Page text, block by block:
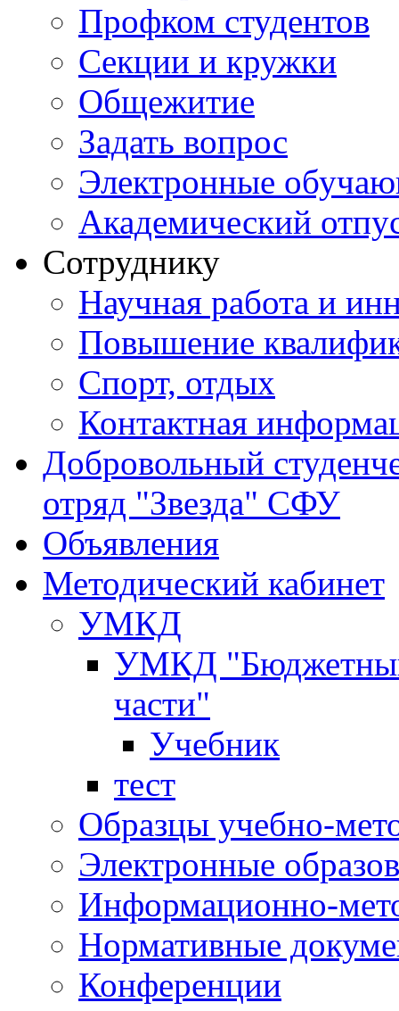
Профком студентов
Секции и кружки
Общежитие
Задать вопрос
Электронные
Академический
Сотруднику
Научная работа и
Повышение
Спорт, отдых
Контактная
Добровольный
отряд "Звезда" СФУ
Объявления
Методический кабинет
УМКД
УМКД "Бюджетный
части"
Учебник
тест
Образцы учебно-
Электронные
Информационно-
Нормативные
Конференции